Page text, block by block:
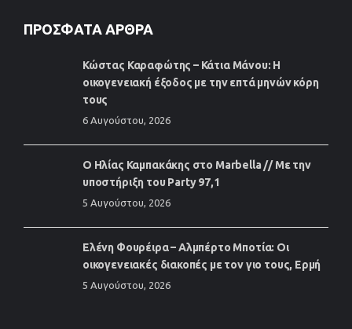
ΠΡΌΣΦΑΤΑ ΆΡΘΡΑ
Κώστας Καραφώτης – Κάτια Μάνου: Η
οικογενειακή έξοδος με την επτά μηνών κόρη
τους
6 Αυγούστου, 2026
Ο Ηλίας Καμπακάκης στο Marbella // Με την
υποστήριξη του Party 97,1
5 Αυγούστου, 2026
Ελένη Φουρέιρα – Αλμπέρτο Μποτία: Οι
οικογενειακές διακοπές με τον γιο τους, Ερμή
5 Αυγούστου, 2026